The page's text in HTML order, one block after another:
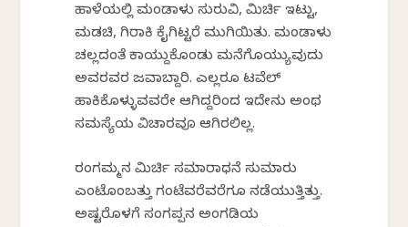
ಹಾಳೆಯಲ್ಲಿ ಮಂಡಾಳು ಸುರುವಿ, ಮಿರ್ಚಿ ಇಟ್ಟು,
ಮಡಚಿ, ಗಿರಾಕಿ ಕೈಗಿಟ್ಟರೆ ಮುಗಿಯಿತು. ಮಂಡಾಳು
ಚಲ್ಲದಂತೆ ಕಾಯ್ದುಕೊಂಡು ಮನೆಗೊಯ್ಯುವುದು
ಅವರವರ ಜವಾಬ್ದಾರಿ. ಎಲ್ಲರೂ ಟವೆಲ್
ಹಾಕಿಕೊಳ್ಳುವವರೇ ಆಗಿದ್ದರಿಂದ ಇದೇನು ಅಂಥ
ಸಮಸ್ಯೆಯ ವಿಚಾರವೂ ಆಗಿರಲಿಲ್ಲ.
ರಂಗಮ್ಮನ ಮಿರ್ಚಿ ಸಮಾರಾಧನೆ ಸುಮಾರು
ಎಂಟೊಂಬತ್ತು ಗಂಟೆವರೆವರೆಗೂ ನಡೆಯುತ್ತಿತ್ತು.
ಅಷ್ಟರೊಳಗೆ ಸಂಗಪ್ಪನ ಅಂಗಡಿಯ